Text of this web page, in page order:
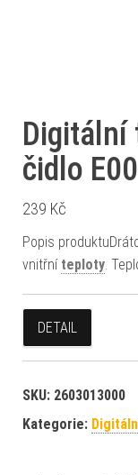
Digitální
čidlo
239 Kč
Popis
vnitřní teploty.
DETAIL
SKU: 2603013000
Kategorie: